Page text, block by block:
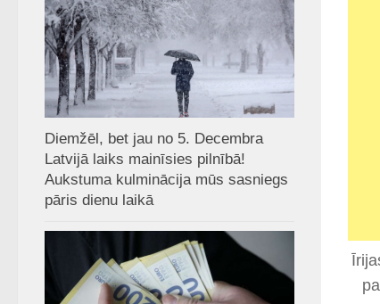
Diemžēl, bet jau no 5. Decembra
Latvijā laiks mainīsies pilnībā!
Aukstuma kulminācija mūs sasniegs
pāris dienu laikā